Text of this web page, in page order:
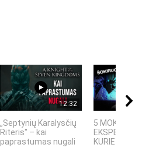
12:32
„Septynių Karalysčių
Riteris" – kai
paprastumas nugali
5 MOKSLINIAI
KURIE